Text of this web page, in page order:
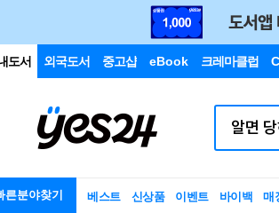
도서 외국도서 중고샵 eBook 크레마클럽
른분야찾기 베스트 신상품 이벤트 바이백 매